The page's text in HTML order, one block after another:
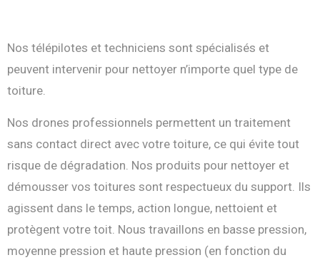
Nos télépilotes et techniciens sont spécialisés et
peuvent intervenir pour nettoyer n’importe quel type de
toiture.
Nos drones professionnels permettent un traitement
sans contact direct avec votre toiture, ce qui évite tout
risque de dégradation. Nos produits pour nettoyer et
démousser vos toitures sont respectueux du support. Ils
agissent dans le temps, action longue, nettoient et
protègent votre toit. Nous travaillons en basse pression,
moyenne pression et haute pression (en fonction du